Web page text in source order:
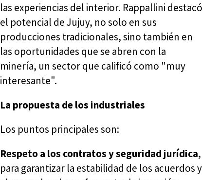
las experiencias del interior. Rappallini destacó
el potencial de Jujuy, no solo en sus
producciones tradicionales, sino también en
las oportunidades que se abren con la
minería, un sector que calificó como "muy
interesante".
La propuesta de los industriales
Los puntos principales son:
Respeto a los contratos y seguridad jurídica,
para garantizar la estabilidad de los acuerdos y